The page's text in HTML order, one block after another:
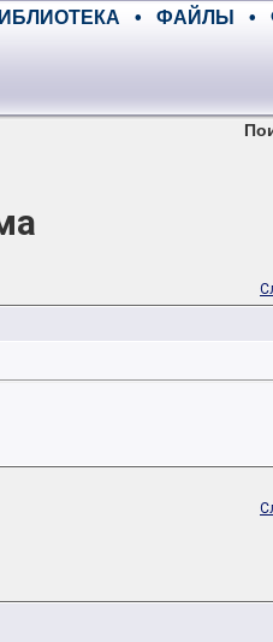
• ФАЙЛЫ •